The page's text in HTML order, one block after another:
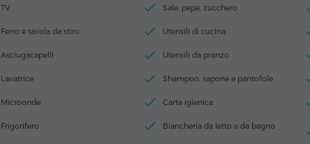
TV
Ferro e tavola da stiro
Asciugacapelli
Lavatrice
Microonde
Frigorifero
Sale, pepe, zucchero
Utensili di cucina
Utensili da pranzo
Shampoo, sapone e pantofole
Carta igienica
Biancheria da letto e da bagno